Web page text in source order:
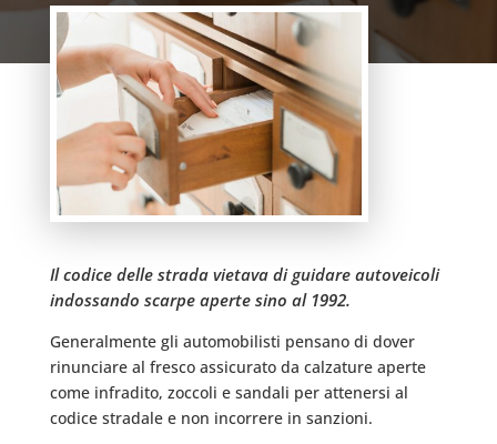
Il codice delle strada vietava di guidare autoveicoli
indossando scarpe aperte sino al 1992.
Generalmente gli automobilisti pensano di dover
rinunciare al fresco assicurato da calzature aperte
come infradito, zoccoli e sandali per attenersi al
codice stradale e non incorrere in sanzioni.